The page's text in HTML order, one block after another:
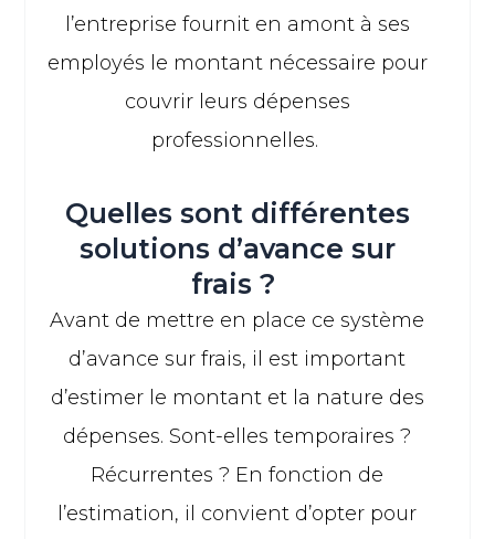
l’entreprise fournit en amont à ses
employés le montant nécessaire pour
couvrir leurs dépenses
professionnelles.
Quelles sont différentes
solutions d’avance sur
frais ?
Avant de mettre en place ce système
d’avance sur frais, il est important
d’estimer le montant et la nature des
dépenses. Sont-elles temporaires ?
Récurrentes ? En fonction de
l’estimation, il convient d’opter pour